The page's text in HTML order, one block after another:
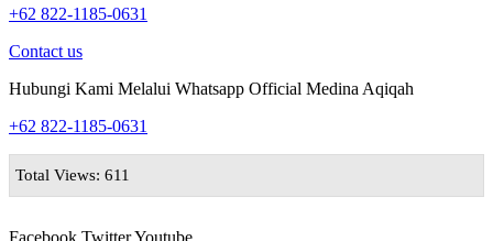
+62 822-1185-0631
Contact us
Hubungi Kami Melalui Whatsapp Official Medina Aqiqah
+62 822-1185-0631
Total Views: 611
Facebook TwitterYoutube